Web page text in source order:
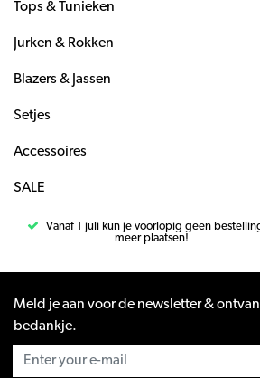
Tops & Tunieken
Jurken & Rokken
Blazers & Jassen
Setjes
Accessoires
SALE
Vanaf 1 juli kun je voorlopig geen
meer plaatsen!
Meld je aan voor de newsletter &
bedankje.